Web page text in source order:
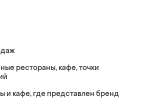
рестораны, кафе, точки
и кафе, где представлен бренд